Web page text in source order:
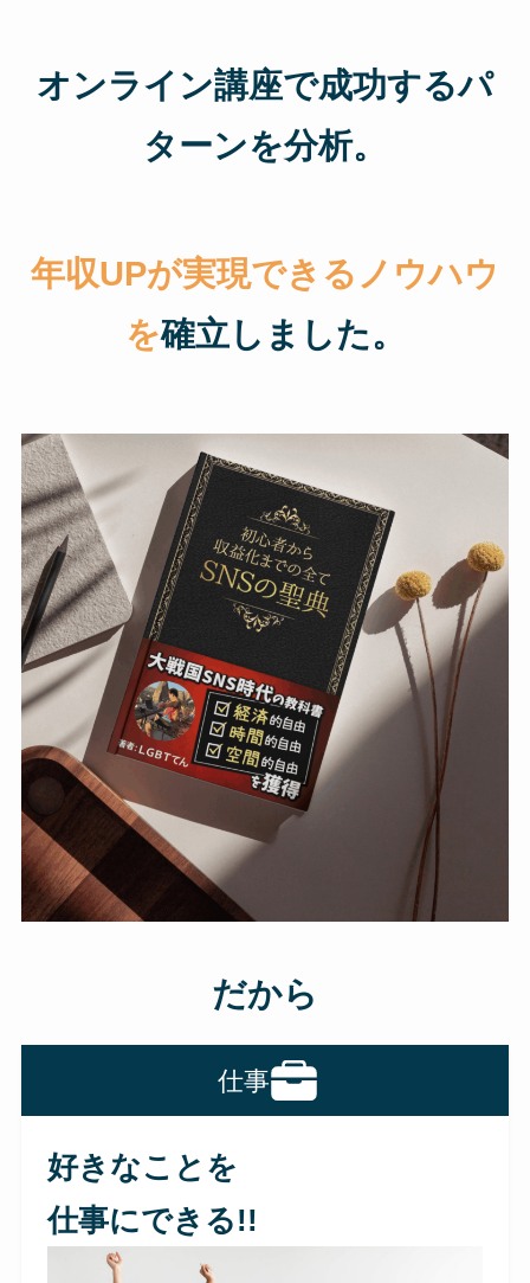
オンライン講座で成功するパ
ターンを分析。
年収UPが実現できるノウハウ
を確立しました。
だから
仕事
好きなことを
仕事にできる!!